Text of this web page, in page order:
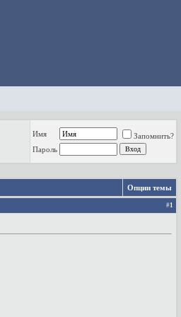
Имя
Запомнить?
Пароль
Опции темы
#1